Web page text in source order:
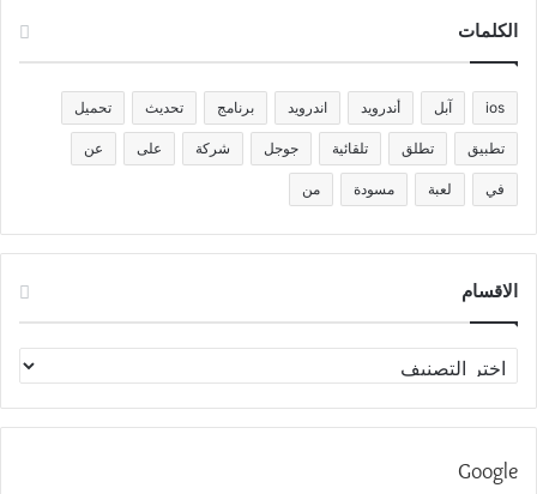
الكلمات
ios آبل أندرويد اندرويد برنامج تحديث تحميل
تطبيق تطلق تلقائية جوجل شركة على عن
في لعبة مسودة من
الاقسام
الاقسام
Google